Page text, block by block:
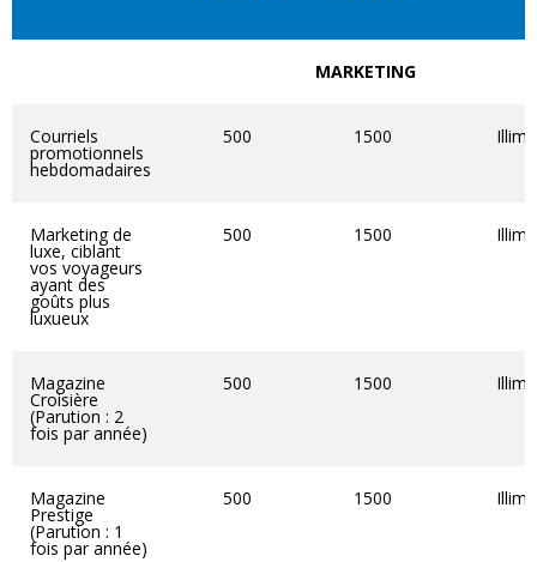
MARKETING
Courriels
promotionnels
hebdomadaires
500 1500
Marketing de
luxe, ciblant
vos voyageurs
ayant des
goûts plus
luxueux
500 1500
Magazine
Croisière
(Parution : 2
fois par année)
500 1500
Magazine
Prestige
(Parution : 1
fois par année)
500 1500